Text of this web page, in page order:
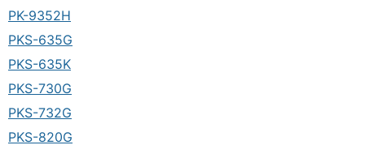
PK-9352H
PKS-635G
PKS-635K
PKS-730G
PKS-732G
PKS-820G